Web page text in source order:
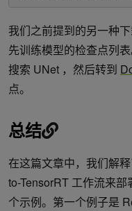
我们之前提到的另一种
先训练模型的检查点列
搜索 UNet ，然后转到
点。
总结
在这篇文章中，我们解
to-TensorRT 工作流来
个示例。第一个例子是